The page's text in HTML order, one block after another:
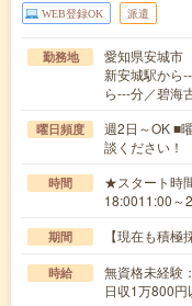
WEB登録OK 派遣
勤務地
愛知県安城市
新安城駅から
ら---分／碧海
曜日頻度
週2日～OK ■
談ください！
時間
★スタート時
18:0011:00
期間 【現在も積
時給
無資格未経
日収1万800円